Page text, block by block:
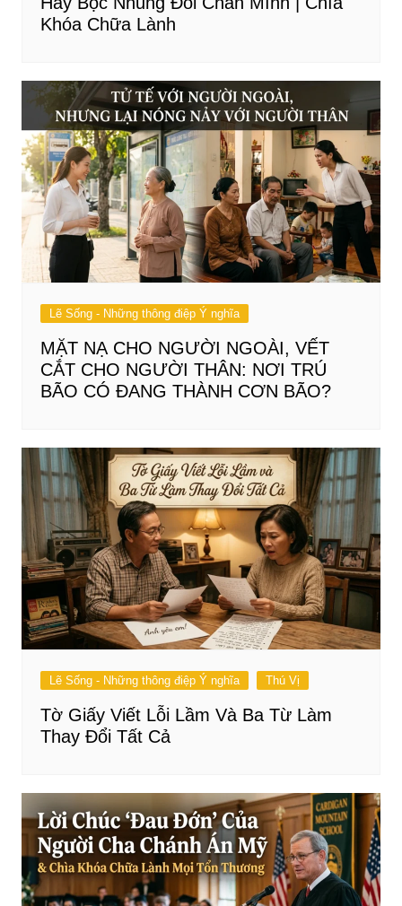
Khóa Chữa Lành
Lẽ Sống - Những thông điệp Ý nghĩa
MẶT NẠ CHO NGƯỜI NGOÀI, VẾT
CẮT CHO NGƯỜI THÂN: NƠI TRÚ
BÃO CÓ ĐANG THÀNH CƠN BÃO?
Lẽ Sống - Những thông điệp Ý nghĩa Thú Vị
Tờ Giấy Viết Lỗi Lầm Và Ba Từ Làm
Thay Đổi Tất Cả